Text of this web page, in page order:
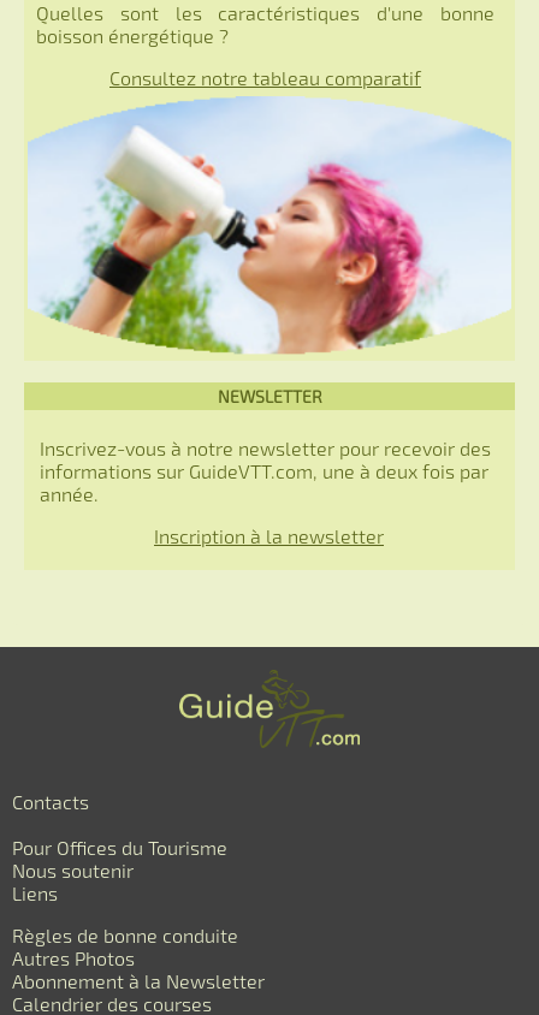
Quelles sont les caractéristiques d'une bonne
boisson énergétique ?
Consultez notre tableau comparatif
NEWSLETTER
Inscrivez-vous à notre newsletter pour recevoir des
informations sur GuideVTT.com, une à deux fois par
année.
Inscription à la newsletter
Contacts
Pour Offices du Tourisme
Nous soutenir
Liens
Règles de bonne conduite
Autres Photos
Abonnement à la Newsletter
Calendrier des courses